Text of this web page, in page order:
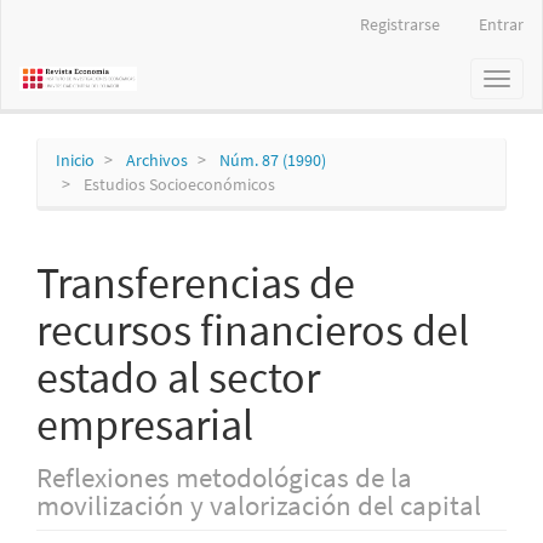
principal
Registrarse Entrar
Toggle
Inicio Archivos
Núm. 87 (1990)
Estudios Socioeconómicos
Transferencias de
recursos financieros del
estado al sector
empresarial
Reflexiones metodológicas de la
movilización y valorización del capital